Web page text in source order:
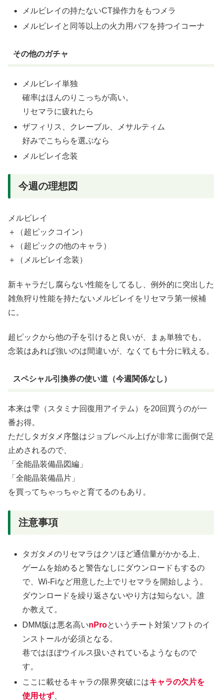
メルビレイの持たないCT操作力をもつメラ
メルビレイと同等以上の火力用バフを持つイコーナ
その他のガチャ
メルビレイ単独
確率はほんのりこっちが高い。
リセマラに疲れたら
ザフィリス、クレーブル、メサルティム
好みでこちらを選ぶなら
メルビレイ念装
今週の理想図
メルビレイ
＋（超ピックコイン）
＋（超ピックの他のキャラ）
＋（メルビレイ念装）
新キャラだし腐らない性能をしてるし、例外的に突出した
雑魚狩り性能を持たないメルビレイをリセマラ第一候補
に。
超ピックから他の子を引けると良いが、まぁ単独でも。
念装はあれば強いのは間違いが、なくても十分に戦える。
スペシャル引換券の使い道（今週関係なし）
本来は雫（スタミナ回復用アイテム）を20回買うのが一
番お得。
ただしタガタメ序盤はジョブレベル上げが非常に面倒で足
止めされるので、
「全能晶装備晶図編」
「全能晶装備晶片」
を買ってちゃっちゃと育てるのもあり。
注意事項
タガタメのリセマラはクソほど通信量がかかる上、
ゲームを始めると警告なしにダウンロードもするの
で、Wi-Fiなど用意した上でリセマラを開始しよう。
ダウンロードを繰り返さないやり方は知らない。誰
か教えて。
DMM版は悪名高いnProというチート対策ソフトのイ
ンストールが必須となる。
巷ではほぼウイルス扱いされているようなもので
す。
ここに載せるキャラの限界突破にはキャラの欠片を
使用せず